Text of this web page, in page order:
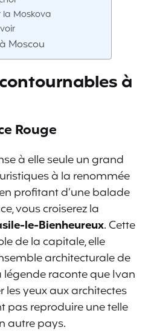
Moskova
Moscou
à
Rouge
à elle seule un grand
à la renommée
profitant d’une balade
vous croiserez la
le-Bienheureux. Cette
de la capitale, elle
architecturale de
légende raconte que Ivan
les yeux aux architectes
pas reproduire une telle
autre pays.